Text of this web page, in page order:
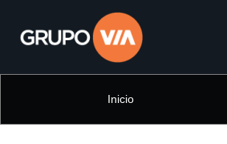
Inicio